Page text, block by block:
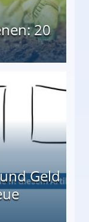
20
Geld